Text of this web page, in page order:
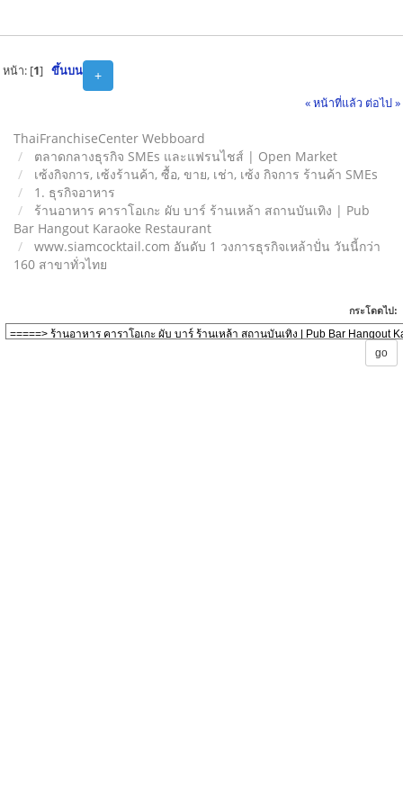
+
หน้า: [1] ขึ้นบน
« หน้าที่แล้ว ต่อไป »
ThaiFranchiseCenter Webboard
ตลาดกลางธุรกิจ SMEs และแฟรนไชส์ | Open Market
เซ้งกิจการ, เซ้งร้านค้า, ซื้อ, ขาย, เช่า, เซ้ง กิจการ ร้านค้า SMEs
1. ธุรกิจอาหาร
ร้านอาหาร คาราโอเกะ ผับ บาร์ ร้านเหล้า สถานบันเทิง | Pub
Bar Hangout Karaoke Restaurant
www.siamcocktail.com อันดับ 1 วงการธุรกิจเหล้าปั่น วันนี้กว่า
160 สาขาทั่วไทย
กระโดดไป: